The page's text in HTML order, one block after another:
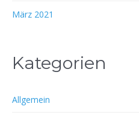
März 2021
Kategorien
Allgemein